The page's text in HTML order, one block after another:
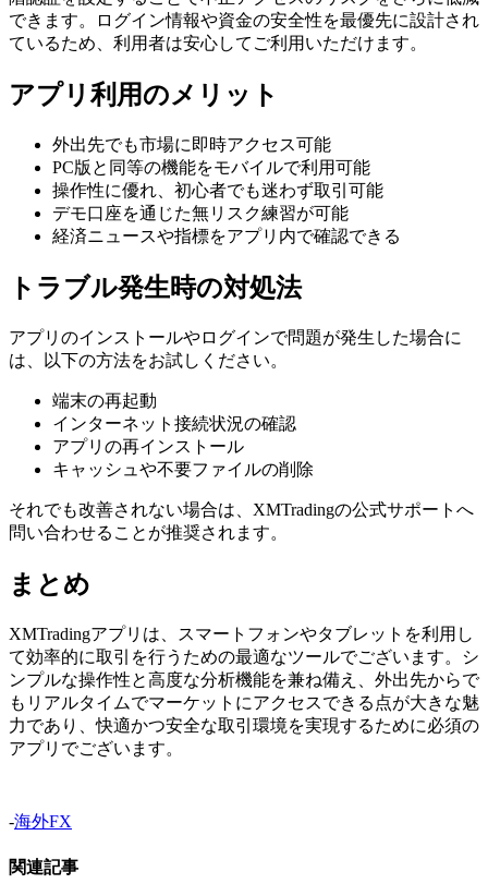
できます。ログイン情報や資金の安全性を最優先に設計され
ているため、利用者は安心してご利用いただけます。
アプリ利用のメリット
外出先でも市場に即時アクセス可能
PC版と同等の機能をモバイルで利用可能
操作性に優れ、初心者でも迷わず取引可能
デモ口座を通じた無リスク練習が可能
経済ニュースや指標をアプリ内で確認できる
トラブル発生時の対処法
アプリのインストールやログインで問題が発生した場合に
は、以下の方法をお試しください。
端末の再起動
インターネット接続状況の確認
アプリの再インストール
キャッシュや不要ファイルの削除
それでも改善されない場合は、XMTradingの公式サポートへ
問い合わせることが推奨されます。
まとめ
XMTradingアプリは、スマートフォンやタブレットを利用し
て効率的に取引を行うための最適なツールでございます。シ
ンプルな操作性と高度な分析機能を兼ね備え、外出先からで
もリアルタイムでマーケットにアクセスできる点が大きな魅
力であり、快適かつ安全な取引環境を実現するために必須の
アプリでございます。
-海外FX
関連記事